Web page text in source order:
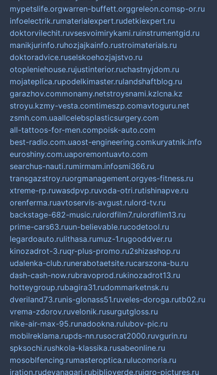
mypetslife.orgwarren-buffett.orggreleon.comsp-or.ru
infoelectrik.rumaterialexpert.rudetkiexpert.ru
doktorvilechit.ruvsesvoimirykami.ruinstrumentgid.ru
manikjurinfo.ruhozjajkainfo.rustroimaterials.ru
doktoradvice.ruselskoehozjajstvo.ru
otopleniehouse.rujustinterior.ruchastnyjdom.ru
mojateplica.rupodelkimaster.rulandshaftblog.ru
garazhov.commonamy.netstroysnami.kzlcna.kz
stroyu.kzmy-vesta.comtimeszp.comavtoguru.net
zsmh.com.uaallcelebsplasticsurgery.com
all-tattoos-for-men.compoisk-auto.com
best-radio.com.uaost-engineering.comkuryatnik.info
euroshiny.com.uaporemontuavto.com
searchus-nauti.rumirmam.infosmi366.ru
transgazstroy.ruorgmanagement.orgyes-fitness.ru
xtreme-rp.ruwasdpvp.ruvoda-otri.rutishinapve.ru
orenferma.ruavtoservis-avgust.rulord-tv.ru
backstage-682-music.rulordfilm7.rulordfilm13.ru
prime-cars63.ruun-believable.rucodetool.ru
legardoauto.rulithasa.rumuz-1.rugooddver.ru
kinozadrot-3.ruqr-plus-promo.ru2shizashop.ru
udalenka-club.runerabotaetsite.rucarszona-bu.ru
dash-cash-now.rubravoprod.rukinozadrot13.ru
hotteygroup.rubagira31.rudommarketnsk.ru
dveriland73.runis-glonass51.ruveles-doroga.rutb02.ru
vrema-zdorov.ruvelonik.rusurgutgloss.ru
nike-air-max-95.runadookna.rulubov-pic.ru
mobilreklama.rupds-nn.rusocrat2000.ruvgurin.ru
spksochi.rushkola-klassika.rusabeonline.ru
mosoblfencing.rumasteroptica.rulucomoria.ru
iration.rudevanagari.rubiblioverde.ruigro-pictures.ru